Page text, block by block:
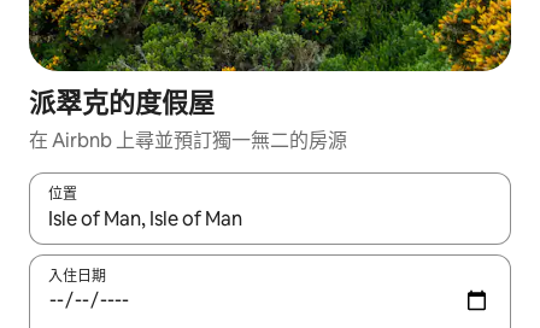
派翠克的度假屋
在 Airbnb 上尋並預訂獨一無二的房源
位置
如有搜尋結果，瀏覽內容時請使用上下箭頭，或輕點、滑動裝置。
入住日期